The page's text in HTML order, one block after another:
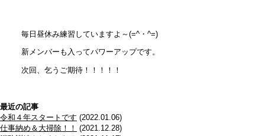
毎日昼休み練習していますよ～(=^・^=)
新メンバーも入ってパワーアップです。
次回、乞うご期待！！！！！
最近の記事
令和４年スタートです (2022.01.06)
仕事納め＆大掃除！！ (2021.12.28)